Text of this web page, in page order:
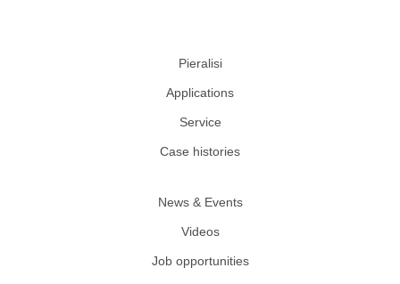
Pieralisi
Applications
Service
Case histories
News & Events
Videos
Job opportunities